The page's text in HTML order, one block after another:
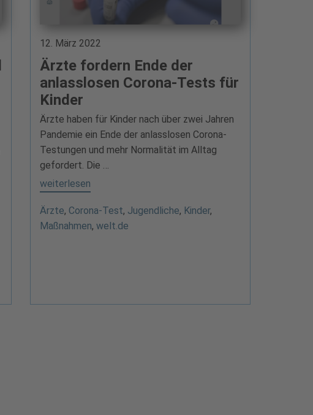
12. März 2022
Ärzte fordern Ende der
anlasslosen Corona-Tests für
Kinder
Ärzte haben für Kinder nach über zwei Jahren
Pandemie ein Ende der anlasslosen Corona-
Testungen und mehr Normalität im Alltag
gefordert. Die …
weiterlesen
Ärzte, Corona-Test, Jugendliche, Kinder,
Maßnahmen, welt.de